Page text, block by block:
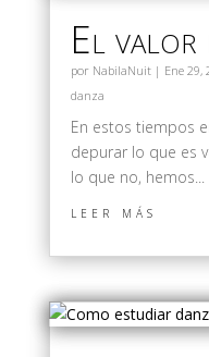
El valor
por NabilaNuit| Ene 29,
danza
En estos tiempos
depurar lo que es
lo que no, hemos...
leer más